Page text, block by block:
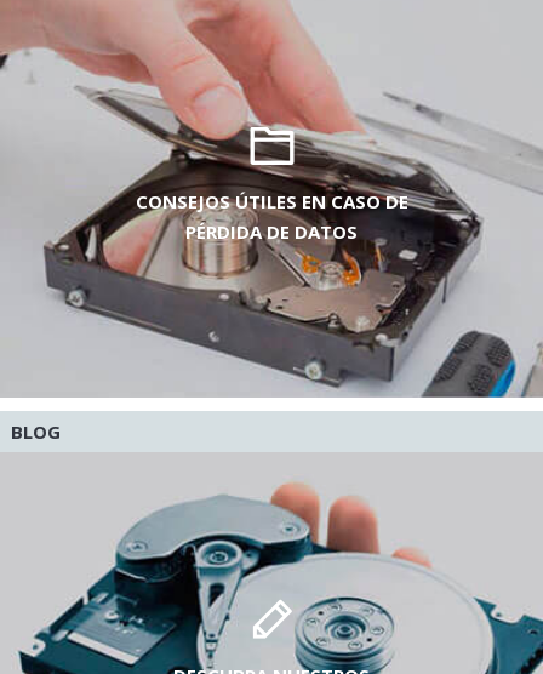
CONSEJOS ÚTILES EN CASO DE
PÉRDIDA DE DATOS
BLOG